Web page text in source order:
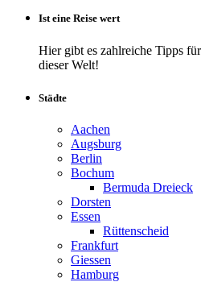
Ist eine Reise wert
Hier gibt es zahlreiche Tipps
dieser Welt!
Städte
Aachen
Augsburg
Berlin
Bochum
Bermuda Dreieck
Dorsten
Essen
Rüttenscheid
Frankfurt
Giessen
Hamburg